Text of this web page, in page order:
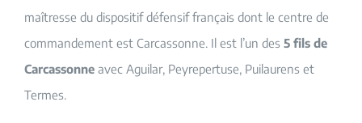
maîtresse du dispositif défensif français dont le centre de
commandement est Carcassonne. Il est l’un des 5 fils de
Carcassonneavec Aguilar, Peyrepertuse, Puilaurens et
Termes.